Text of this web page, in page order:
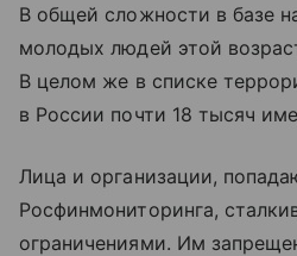
В общей сложности в базе
молодых людей этой
В целом же в списке
в России почти 18 тысяч
Лица и организации,
Росфинмониторинга,
ограничениями. Им